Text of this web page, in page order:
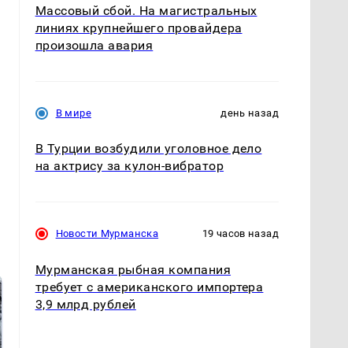
Массовый сбой. На магистральных
линиях крупнейшего провайдера
произошла авария
В мире день назад
В Турции возбудили уголовное дело
на актрису за кулон-вибратор
Новости Мурманска 19 часов назад
Мурманская рыбная компания
требует с американского импортера
3,9 млрд рублей